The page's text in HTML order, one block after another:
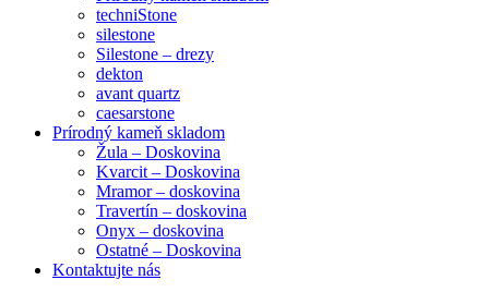
techniStone
silestone
Silestone – drezy
dekton
avant quartz
caesarstone
Prírodný kameň skladom
Žula – Doskovina
Kvarcit – Doskovina
Mramor – doskovina
Travertín – doskovina
Onyx – doskovina
Ostatné – Doskovina
Kontaktujte nás